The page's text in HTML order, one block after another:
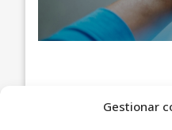
Gestionar